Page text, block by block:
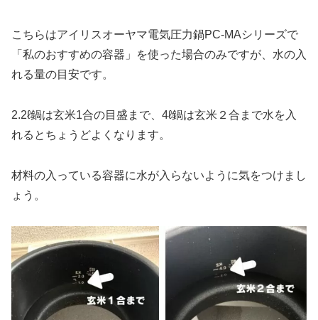
こちらはアイリスオーヤマ電気圧力鍋PC-MAシリーズで
「私のおすすめの容器」を使った場合のみですが、水の入
れる量の目安です。
2.2ℓ鍋は玄米1合の目盛まで、4ℓ鍋は玄米２合まで水を入
れるとちょうどよくなります。
材料の入っている容器に水が入らないように気をつけまし
ょう。